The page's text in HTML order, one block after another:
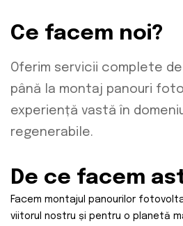
Ce facem noi?
Oferim servicii complete
până la montaj panouri
experiență vastă în
regenerabile.
De ce facem
Facem montajul panourilor
viitorul nostru și pentru o planetă